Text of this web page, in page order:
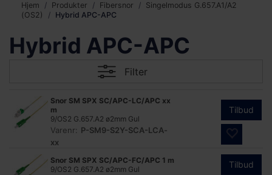
Hjem Produkter Fibersnor
Singelmodus G.657.A1/A2
(OS2)
Hybrid APC-APC
Hybrid APC-APC
Filter
Snor SM SPX SC/APC-LC/APC xx
m
9/OS2 G.657.A2 ø2mm Gul
Varenr: P-SM9-S2Y-SCA-LCA-
xx
Tilbud
Snor SM SPX SC/APC-FC/APC 1 m
9/OS2 G.657.A2 ø2mm Gul
Tilbud